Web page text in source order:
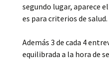
segundo lugar, aparece
es para criterios de salud.
Además 3 de cada 4
equilibrada a la hora de